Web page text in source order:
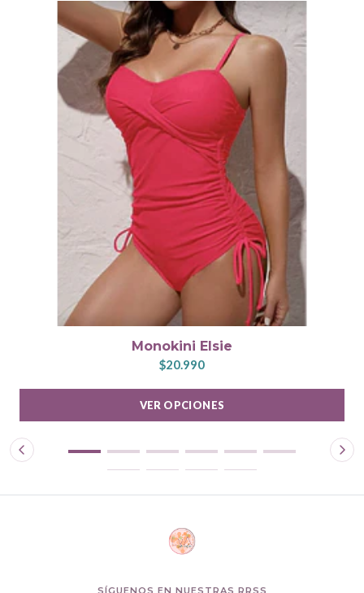
Monokini Elsie
$20.990
VER OPCIONES
SÍGUENOS EN NUESTRAS RRSS